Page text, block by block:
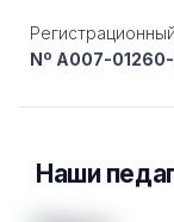
Nº A007-
Наши